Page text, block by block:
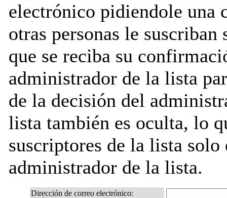
electrónico pidiendole una
otras personas le
que se reciba su
administrador de la lista
de la decisión del
lista también es oculta, lo
suscriptores de la lista
administrador de la lista.
Dirección de correo electrónico: